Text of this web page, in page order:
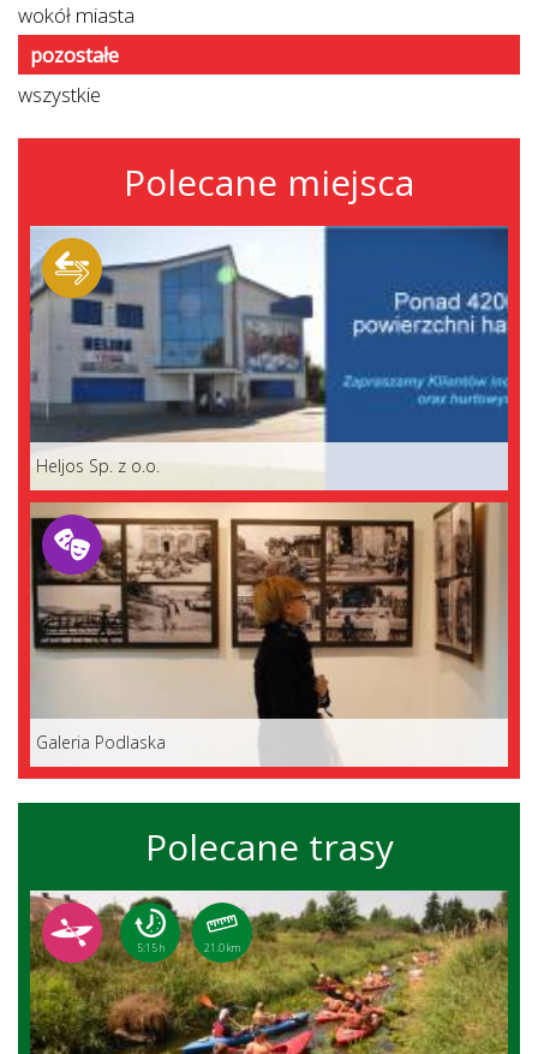
wokół miasta
pozostałe
wszystkie
Polecane miejsca
Heljos Sp. z o.o.
Galeria Podlaska
Polecane trasy
5:15 h 21.0 km